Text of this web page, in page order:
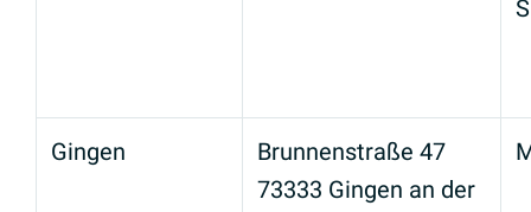
Gingen
Brunnenstraße 47
73333 Gingen an der